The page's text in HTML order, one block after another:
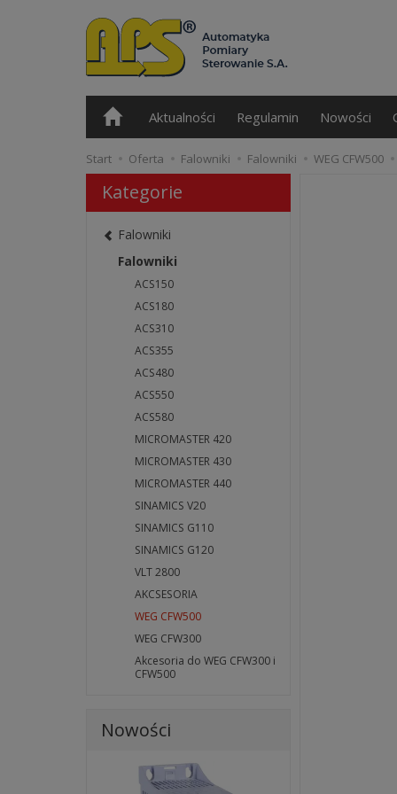
Aktualności Regulamin Nowości
Start Oferta Falowniki Falowniki WEG CFW500
Kategorie
Falowniki
Falowniki
ACS150
ACS180
ACS310
ACS355
ACS480
ACS550
ACS580
MICROMASTER 420
MICROMASTER 430
MICROMASTER 440
SINAMICS V20
SINAMICS G110
SINAMICS G120
VLT 2800
AKCSESORIA
WEG CFW500
WEG CFW300
Akcesoria do WEG CFW300 i
CFW500
Nowości